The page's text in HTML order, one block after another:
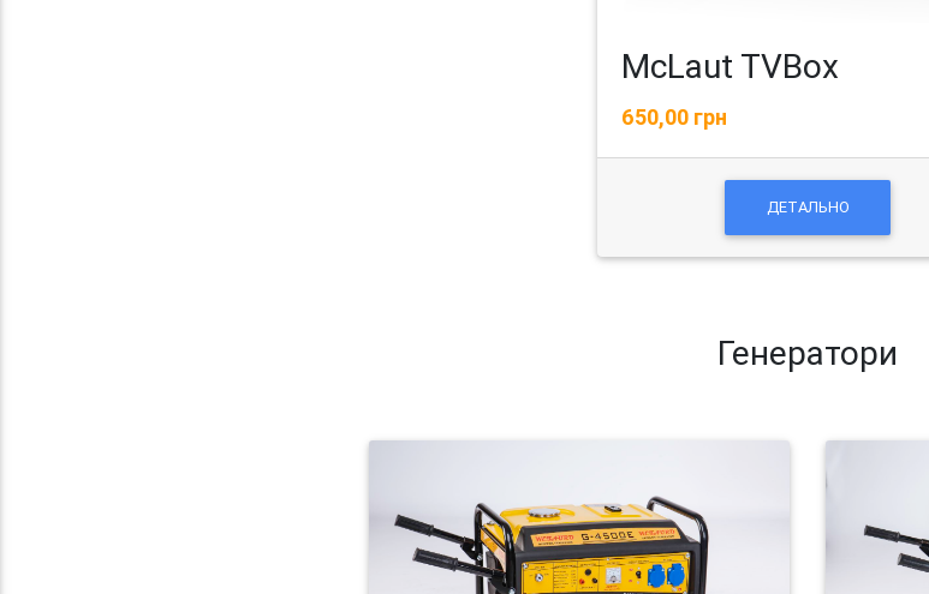
McLaut TVBox
650,00 грн
ДЕТАЛЬНО
Генератори